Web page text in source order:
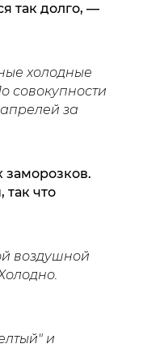
так долго, —
холодные
совокупности
за
заморозков.
что
воздушной
и